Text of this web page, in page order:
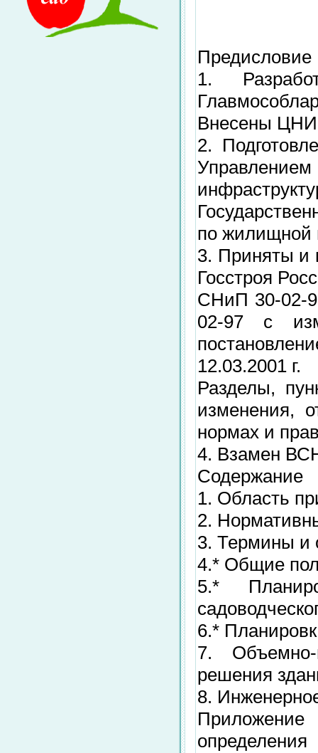
Предисловие
1.
Внесены
2.
по жилищной
3. Приняты и
Госстроя
СНиП 30-02-
02-97 с
12.03.2001 г.
Разделы,
изменения,
нормах и
4. Взамен
Содержание
1. Область
2.
3. Термины и
4.* Общие
5.*
6.*
7. Объемно-
решения
8.
определения